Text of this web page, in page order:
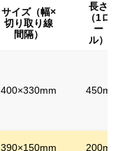
サイズ（幅×
切り取り線
間隔）
長さ
（1ロ
ー
ル）
400×330mm 450m
390×150mm 200m